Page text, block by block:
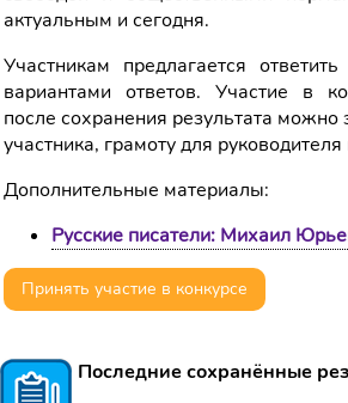
актуальным и сегодня.
Участникам предлагается
вариантами ответов. Участие в
после сохранения результата можно
участника, грамоту для руководителя
Дополнительные материалы:
Русские писатели: Михаил
Принять участие в конкурсе
Последние сохранённые